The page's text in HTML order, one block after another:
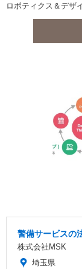
ロボティクス＆デザ
警備サービスの
株式会社MSK
埼玉県